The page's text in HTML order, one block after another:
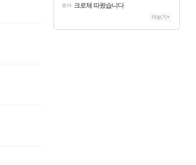
로아 크로체 따왔습니다
더보기+